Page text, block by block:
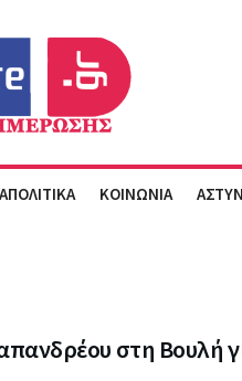
ΚΟΙΝΩΝΙΑ
στη Βουλή